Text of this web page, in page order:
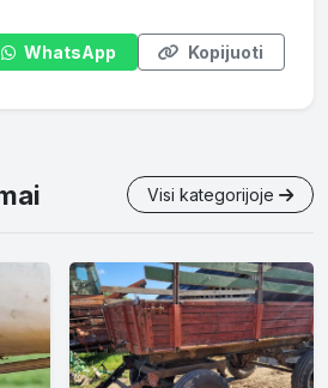
WhatsApp Kopijuoti
Visi kategorijoje